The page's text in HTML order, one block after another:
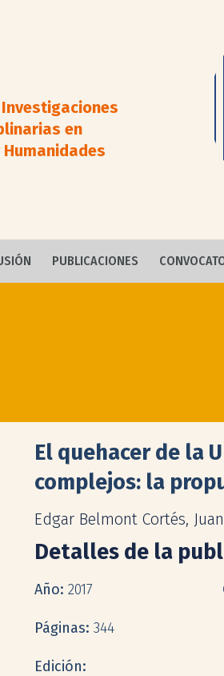
en
Humanidades
PUBLICACIONES
El quehacer de la
complejos: la
Edgar Belmont Cortés,
Detalles de la
Año: 2017
Páginas: 344
Edición: